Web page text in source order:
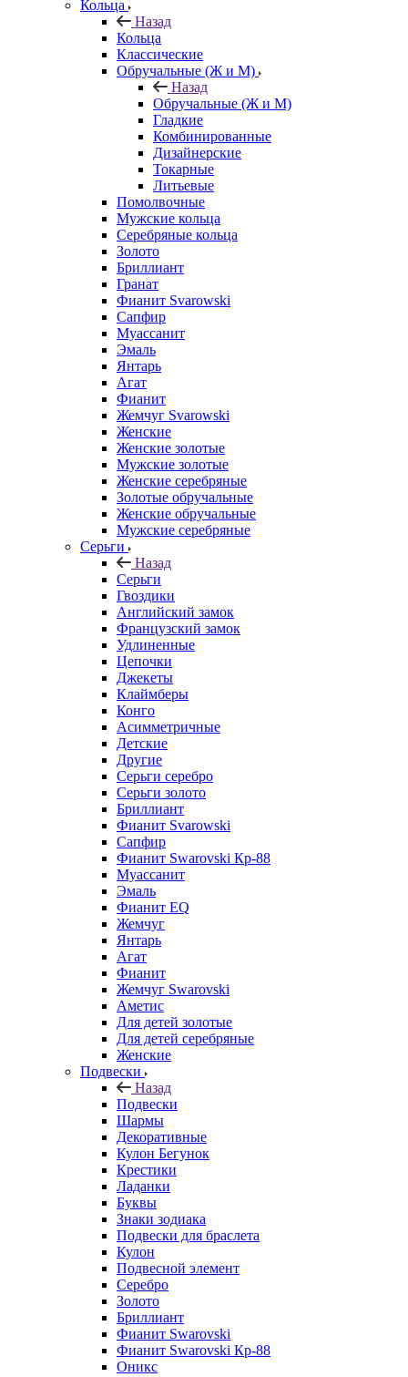
Кольца
Назад
Кольца
Классические
Обручальные (Ж и М)
Назад
Обручальные (Ж и М)
Гладкие
Комбинированные
Дизайнерские
Токарные
Литьевые
Помолвочные
Мужские кольца
Серебряные кольца
Золото
Бриллиант
Гранат
Фианит Svarowski
Сапфир
Муассанит
Эмаль
Янтарь
Агат
Фианит
Жемчуг Svarowski
Женские
Женские золотые
Мужские золотые
Женские серебряные
Золотые обручальные
Женские обручальные
Мужские серебряные
Серьги
Назад
Серьги
Гвоздики
Английский замок
Французский замок
Удлиненные
Цепочки
Джекеты
Клаймберы
Конго
Асимметричные
Детские
Другие
Серьги серебро
Серьги золото
Бриллиант
Фианит Svarowski
Сапфир
Фианит Swarovski Кр-88
Муассанит
Эмаль
Фианит EQ
Жемчуг
Янтарь
Агат
Фианит
Жемчуг Swarovski
Аметис
Для детей золотые
Для детей серебряные
Женские
Подвески
Назад
Подвески
Шармы
Декоративные
Кулон Бегунок
Крестики
Ладанки
Буквы
Знаки зодиака
Подвески для браслета
Кулон
Подвесной элемент
Серебро
Золото
Бриллиант
Фианит Swarovski
Фианит Swarovski Кр-88
Оникс